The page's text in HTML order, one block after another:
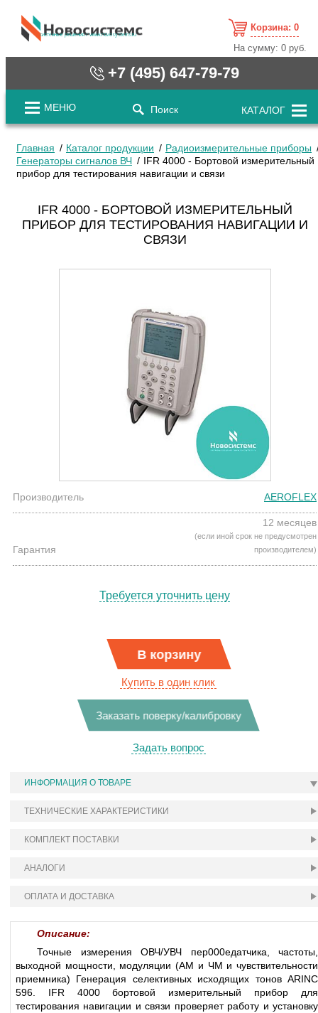
cистемные решения / www.novosystems.ru
Корзина: 0
На сумму:0 руб.
+7 (495) 647-79-79
МЕНЮ Поиск КАТАЛОГ
Главная Каталог продукции
Радиоизмерительные приборы
Генераторы сигналов ВЧ
IFR 4000 - Бортовой измерительный
прибор для тестирования навигации и связи
IFR 4000 - БОРТОВОЙ ИЗМЕРИТЕЛЬНЫЙ
ПРИБОР ДЛЯ ТЕСТИРОВАНИЯ НАВИГАЦИИ И
СВЯЗИ
Производитель AEROFLEX
Гарантия
12 месяцев
(если иной срок не предусмотрен
производителем)
Требуется уточнить цену
В корзину
Купить в один клик
Заказать поверку/калибровку
Задать вопрос
ИНФОРМАЦИЯ О ТОВАРЕ
ТЕХНИЧЕСКИЕ ХАРАКТЕРИСТИКИ
КОМПЛЕКТ ПОСТАВКИ
АНАЛОГИ
ОПЛАТА И ДОСТАВКА
Описание:
Точные измерения ОВЧ/УВЧ пер000едатчика, частоты,
выходной мощности, модуляции (AM и ЧМ и чувствительности
приемника) Генерация селективных исходящих тонов ARINC
596. IFR 4000 бортовой измерительный прибор для
тестирования навигации и связи проверяет работу и установку